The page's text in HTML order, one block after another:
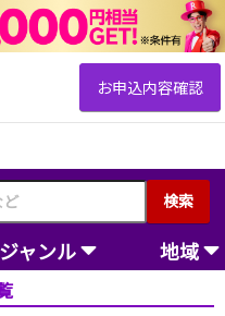
検索
ャンル 地域